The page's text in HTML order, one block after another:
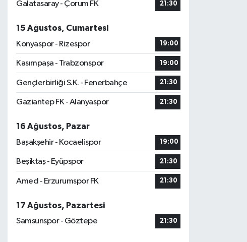
Galatasaray - Çorum FK
21:30
15 Ağustos, Cumartesi
Konyaspor - Rizespor
19:00
Kasımpaşa - Trabzonspor 19:00
Gençlerbirliği S.K. - Fenerbahçe 21:30
Gaziantep FK - Alanyaspor 21:30
16 Ağustos, Pazar
Başakşehir - Kocaelispor
19:00
Beşiktaş - Eyüpspor 21:30
Amed - Erzurumspor FK 21:30
17 Ağustos, Pazartesi
Samsunspor - Göztepe
21:30